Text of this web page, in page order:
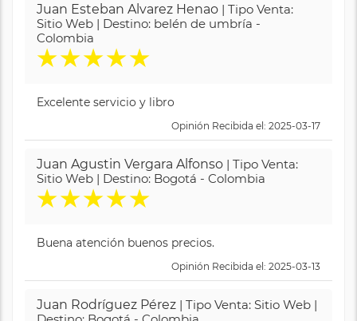
Juan Esteban Alvarez Henao | Tipo Venta:
Sitio Web | Destino: belén de umbría -
Colombia
★★★★★
Excelente servicio y libro
Opinión Recibida el: 2025-03-17
Juan Agustin Vergara Alfonso | Tipo Venta:
Sitio Web | Destino: Bogotá - Colombia
★★★★★
Buena atención buenos precios.
Opinión Recibida el: 2025-03-13
Juan Rodríguez Pérez | Tipo Venta: Sitio Web |